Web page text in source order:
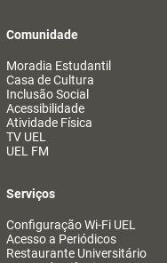
Comunidade
Moradia Estudantil
Casa de Cultura
Inclusão Social
Acessibilidade
Atividade Física
TV UEL
UEL FM
Serviços
Configuração Wi-Fi UEL
Acesso a Periódicos
Restaurante Universitário